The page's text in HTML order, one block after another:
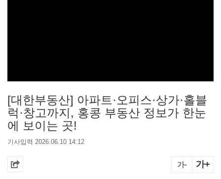
[대한부동산] 아파트·오피스·상가·홀블
럭·창고까지, 홍콩 부동산 정보가 한눈
에 보이는 곳!
기사입력 2026.06.10 14:12
가- 가+